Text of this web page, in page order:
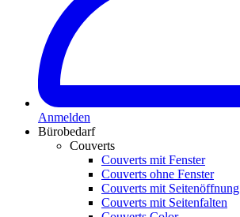
Anmelden
Bürobedarf
Couverts
Couverts mit Fenster
Couverts ohne Fenster
Couverts mit Seitenöffnung
Couverts mit Seitenfalten